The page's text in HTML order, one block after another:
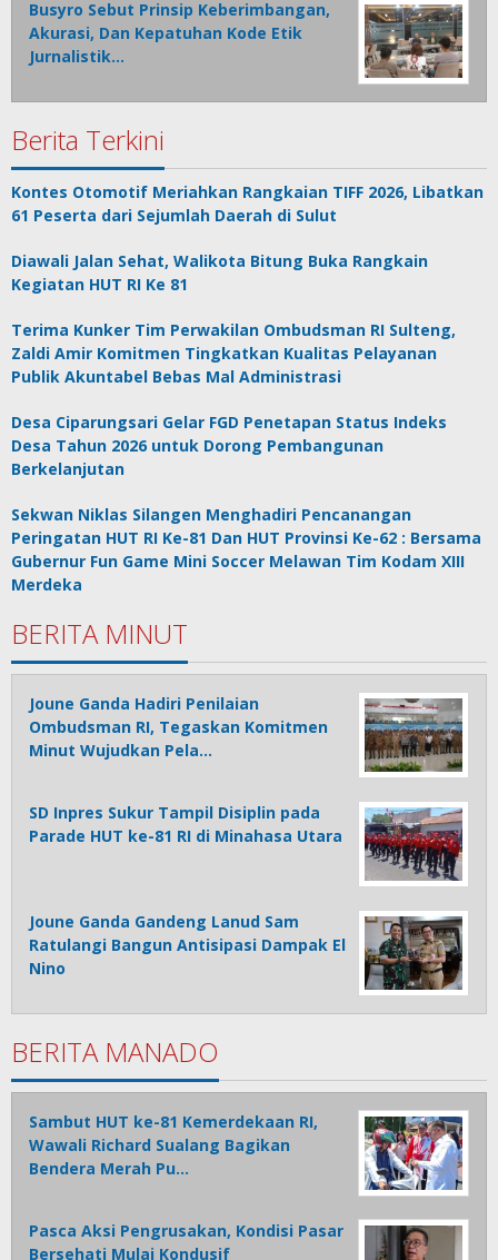
Busyro Sebut Prinsip Keberimbangan,
Akurasi, Dan Kepatuhan Kode Etik
Jurnalistik…
Berita Terkini
Kontes Otomotif Meriahkan Rangkaian TIFF 2026, Libatkan
61 Peserta dari Sejumlah Daerah di Sulut
Diawali Jalan Sehat, Walikota Bitung Buka Rangkain
Kegiatan HUT RI Ke 81
Terima Kunker Tim Perwakilan Ombudsman RI Sulteng,
Zaldi Amir Komitmen Tingkatkan Kualitas Pelayanan
Publik Akuntabel Bebas Mal Administrasi
Desa Ciparungsari Gelar FGD Penetapan Status Indeks
Desa Tahun 2026 untuk Dorong Pembangunan
Berkelanjutan
Sekwan Niklas Silangen Menghadiri Pencanangan
Peringatan HUT RI Ke-81 Dan HUT Provinsi Ke-62 : Bersama
Gubernur Fun Game Mini Soccer Melawan Tim Kodam XIII
Merdeka
BERITA MINUT
Joune Ganda Hadiri Penilaian
Ombudsman RI, Tegaskan Komitmen
Minut Wujudkan Pela…
SD Inpres Sukur Tampil Disiplin pada
Parade HUT ke-81 RI di Minahasa Utara
Joune Ganda Gandeng Lanud Sam
Ratulangi Bangun Antisipasi Dampak El
Nino
BERITA MANADO
Sambut HUT ke-81 Kemerdekaan RI,
Wawali Richard Sualang Bagikan
Bendera Merah Pu…
Pasca Aksi Pengrusakan, Kondisi Pasar
Bersehati Mulai Kondusif